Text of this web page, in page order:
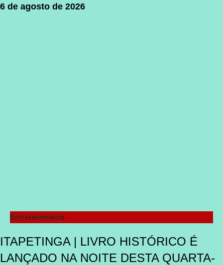
6 de agosto de 2026
Entretenimento
ITAPETINGA | LIVRO HISTÓRICO É
LANÇADO NA NOITE DESTA QUARTA-